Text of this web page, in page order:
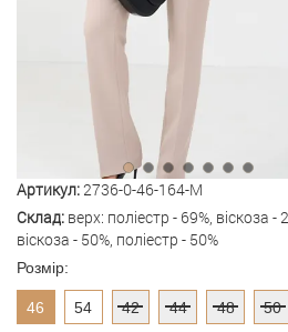
Артикул:2736-0-46-164-M
Склад: верх: поліестр - 69%, віскоза -
віскоза - 50%, поліестр - 50%
Розмір:
46 54 42 44 48 50